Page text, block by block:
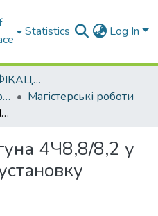
Statistics Log In
ВИПУСКНІ КВАЛІФІКАЦІЙНІ РОБОТИ
Кафедра двигунів внутрішнього згоряння
Магістерські роботи
Конвертація двигуна 4Ч8,8/8,2 у гібридну силову установку
4Ч8,8/8,2 у